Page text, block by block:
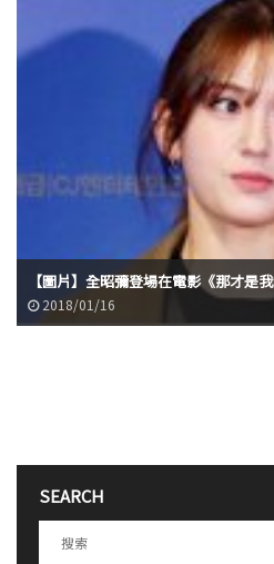
【圖片】全昭彌登場在電影《那才是
2018/01/16
SEARCH